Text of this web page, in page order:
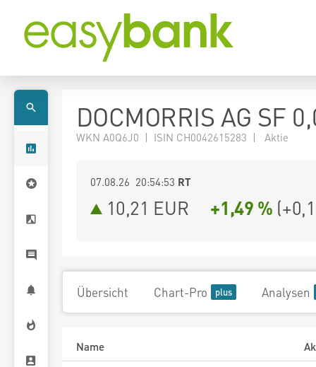
DOCMORRIS AG SF
WKN A0Q6J0 | ISIN CH0042615283 | Aktie
07.08.26 20:54:53 RT
10,21 EUR +1,49 % (
Übersicht Chart-Pro Analysen
Name